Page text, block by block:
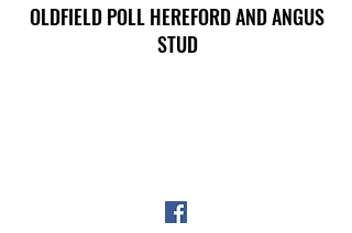
OLDFIELD POLL HEREFORD AND ANGUS
STUD